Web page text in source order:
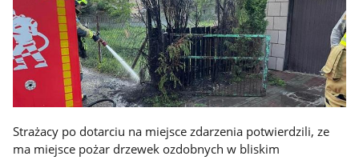
Strażacy po dotarciu na miejsce zdarzenia potwierdzili, ze
ma miejsce pożar drzewek ozdobnych w bliskim